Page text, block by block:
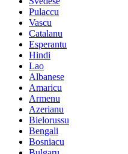
Pulaccu
Vascu
Catalanu
Esperantu
Hindi
Lao
Albanese
Amaricu
Armenu
Azerianu
Bielorussu
Bengali
Bosniacu